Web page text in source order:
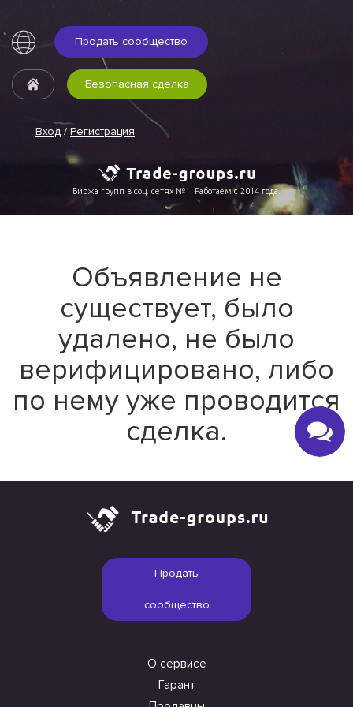
Продать сообщество
Вход / Регистрация
Безопасная сделка
Биржа групп в соц. сетях №1. Работаем с 2014 года.
Объявление не
существует, было
удалено, не было
верифицировано, либо
по нему уже проводится
сделка.
Продать
сообщество
О сервисе
Гарант